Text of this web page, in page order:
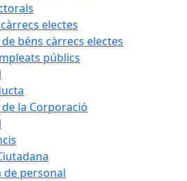
electes
béns càrrecs electes
públics
la Corporació
de personal